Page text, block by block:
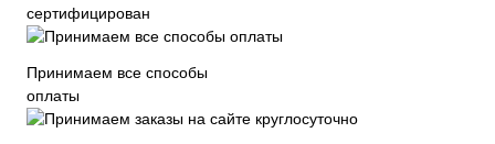
сертифицирован
Принимаем все способы
оплаты